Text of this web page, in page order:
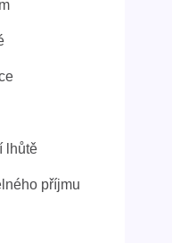
lhůtě
příjmu